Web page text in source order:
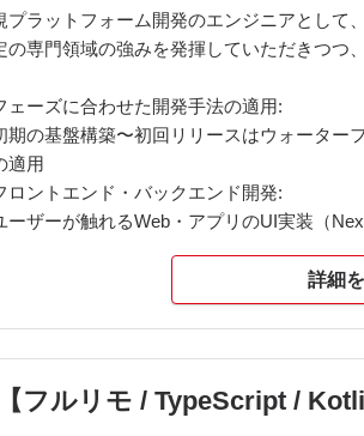
プラットフォーム開発のエンジニアとして
の専門領域の強みを発揮していただきつつ
ーズに合わせた開発手法の適用:
の基盤構築〜初回リリースはウォーター
適用
ントエンド・バックエンド開発:
ザーが触れるWeb・アプリのUI実装（
の考え方に基づいた技術選定、および新
ンフラ・DevOps基盤の構築:
環境におけるインフラ・監視設計、CI/
タ基盤の構築・連携:
、Firebaseの設計・構築、BigQuery等へ
ム・アジャイル開発の推進:
詳細
【フルリモ / TypeScript /